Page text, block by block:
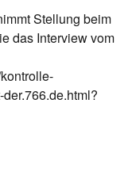
Stellung beim
das Interview vom